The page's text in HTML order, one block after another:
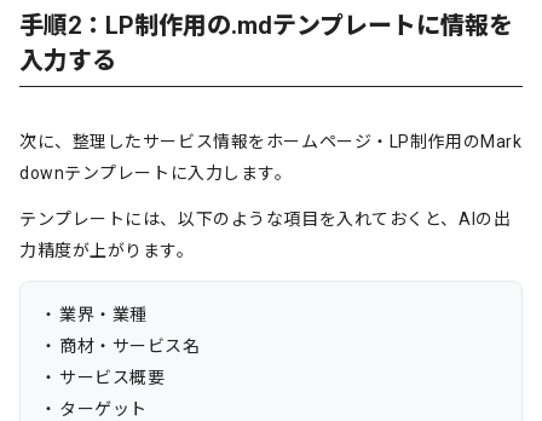
手順2：LP制作用の.mdテンプレートに情報を
入力する
次に、整理したサービス情報をホームページ・LP制作用のMark
downテンプレートに入力します。
テンプレートには、以下のような項目を入れておくと、AIの出
力精度が上がります。
業界・業種
商材・サービス名
サービス概要
ターゲット